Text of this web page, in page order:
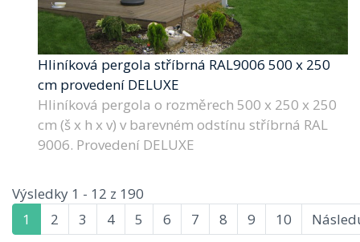
Hliníková pergola stříbrná RAL9006 500 x 250
cm provedení DELUXE
Hliníková pergola o rozměrech 500 x 250 x 250
cm (š x h x v) v barevném odstínu stříbrná RAL
9006. Provedení DELUXE
Výsledky 1 - 12 z 190
1
2 3 4 5 6 7 8 9 10